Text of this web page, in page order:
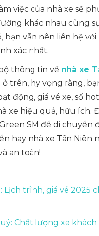
việc của nhà xe sẽ
khác nhau cùng
bạn vẫn nên liên hệ với
xác nhất.
thông tin về nhà xe
ở trên, hy vọng rằng,
động, giá vé xe, số
xe hiệu quả, hữu ích.
SM để di chuyển
hay nhà xe Tân Niên
an toàn!
Lịch trình, giá vé 2025
Chất lượng xe khách